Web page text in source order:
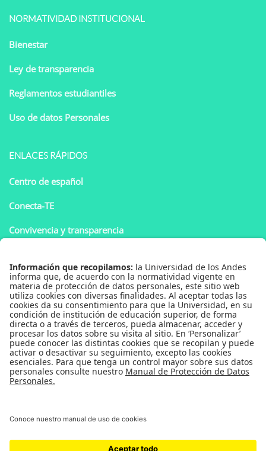
NORMATIVIDAD INSTITUCIONAL
Bienestar
Ley de transparencia
Reglamentos estudiantiles
Uso de datos Personales
ENLACES RÁPIDOS
Centro de español
Conecta-TE
Convivencia y transparencia
REDES SOCIALES FORUM ANALYTICS
Facebook UA
X UA
Instagram UA
LinkedIn UA